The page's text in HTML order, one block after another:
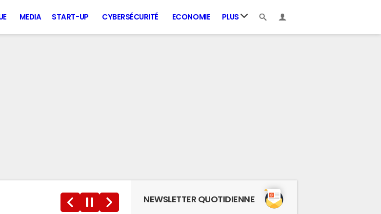
MEDIA START-UP CYBERSÉCURITÉ ECONOMIE PLUS
NEWSLETTER QUOTIDIENNE